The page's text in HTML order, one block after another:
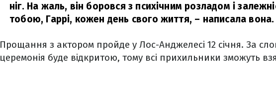
ніг. На жаль, він боровся з психічним розладом і
тобою, Гаррі, кожен день свого життя, – написала вона.
Прощання з актором пройде у Лос-Анджелесі 12 січня. За
церемонія буде відкритою, тому всі прихильники зможуть